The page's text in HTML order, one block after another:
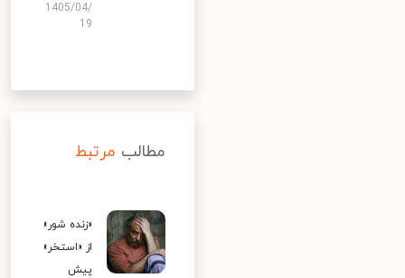
1405/04/
19
مطالب مرتبط
«زنده شور»
از «استخر»
پیش